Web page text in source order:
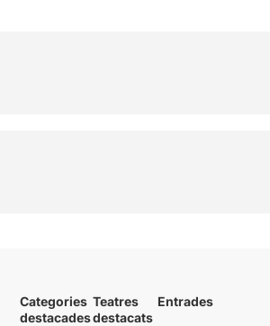
Categories
destacades
Teatres
destacats
Entrades